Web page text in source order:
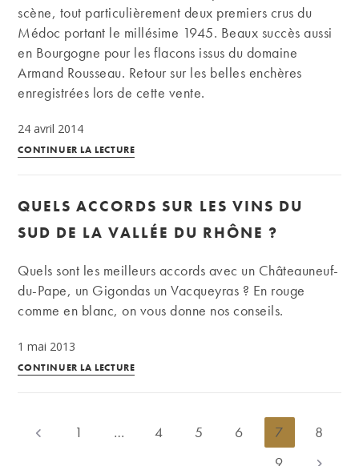
scène, tout particulièrement deux premiers crus du
Médoc portant le millésime 1945. Beaux succès aussi
en Bourgogne pour les flacons issus du domaine
Armand Rousseau. Retour sur les belles enchères
enregistrées lors de cette vente.
24 avril 2014
CONTINUER LA LECTUREHaut
Mouton
Rothschild
:
deux
vins
en
QUELS ACCORDS SUR LES VINS DU
SUD DE LA VALLÉE DU RHÔNE ?
Quels sont les meilleurs accords avec un Châteauneuf-
du-Pape, un Gigondas un Vacqueyras ? En rouge
comme en blanc, on vous donne nos conseils.
1 mai 2013
CONTINUER LA LECTUREQuels
Go to the previous page
1 … 4 5 6 7
8
Aller à